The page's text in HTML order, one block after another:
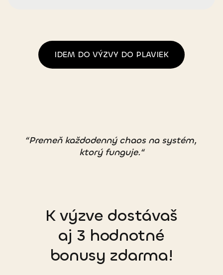
IDEM DO VÝZVY DO PLAVIEK
“Premeň každodenný chaos na systém,
ktorý funguje.“
K výzve dostávaš
aj 3 hodnotné
bonusy zdarma!